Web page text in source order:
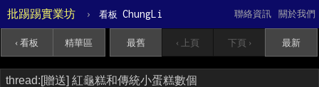
批踢踢實業坊 › 看板 ChungLi 關於我們
聯絡資訊
‹ 看板 精華區 最舊 ‹ 上頁 下頁 › 最新